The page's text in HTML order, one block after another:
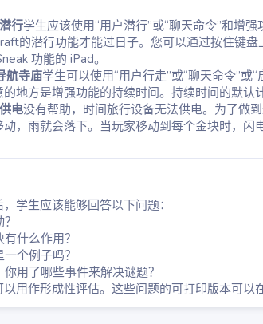
行学生应该使用“用户潜行”或“聊天命令”和增
的潜行功能才能过日子。您可以通过按住键
功能的 iPad。
航寺庙学生可以使用“用户行走”或“聊天命令”
地方是增强功能的持续时间。持续时间的默认
电没有帮助，时间旅行设备无法供电。为了做
动，雨就会落下。当玩家移动到每个金块时，
学生应该能够回答以下问题：
什么作用？
个例子吗？
用了哪些事件来解决谜题？
用作形成性评估。这些问题的可打印版本可以